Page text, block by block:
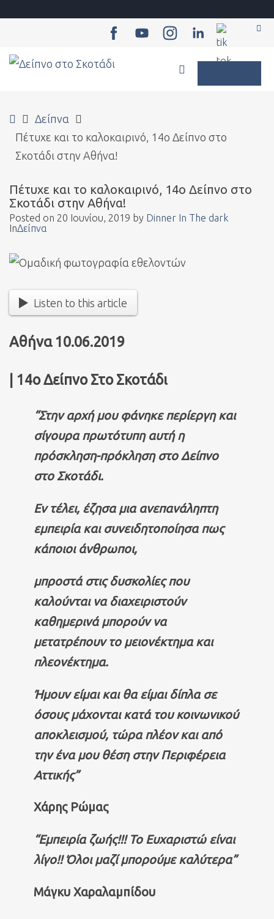
και
14ο
Δείπνο
στο
στην
Αθήνα!
HomeΔείπνα
Πέτυχε και το καλοκαιρινό, 14ο Δείπνο στο
Σκοτάδι στην Αθήνα!
Πέτυχε και το καλοκαιρινό, 14ο Δείπνο στο
Σκοτάδι στην Αθήνα!
Posted on 20 Ιουνίου, 2019 by Dinner In The dark
InΔείπνα
Listen to this article
Αθήνα 10.06.2019
| 14ο Δείπνο Στο Σκοτάδι
“Στην αρχή μου φάνηκε περίεργη και
σίγουρα πρωτότυπη αυτή η
πρόσκληση-πρόκληση στο Δείπνο
στο Σκοτάδι.
Εν τέλει, έζησα μια ανεπανάληπτη
εμπειρία και συνειδητοποίησα πως
κάποιοι άνθρωποι,
μπροστά στις δυσκολίες που
καλούνται να διαχειριστούν
καθημερινά μπορούν να
μετατρέπουν το μειονέκτημα και
πλεονέκτημα.
Ήμουν είμαι και θα είμαι δίπλα σε
όσους μάχονται κατά του κοινωνικού
αποκλεισμού, τώρα πλέον και από
την ένα μου θέση στην Περιφέρεια
Αττικής”
Χάρης Ρώμας
“Εμπειρία ζωής!!! Το Ευχαριστώ είναι
λίγο!! Όλοι μαζί μπορούμε καλύτερα”
Μάγκυ Χαραλαμπίδου